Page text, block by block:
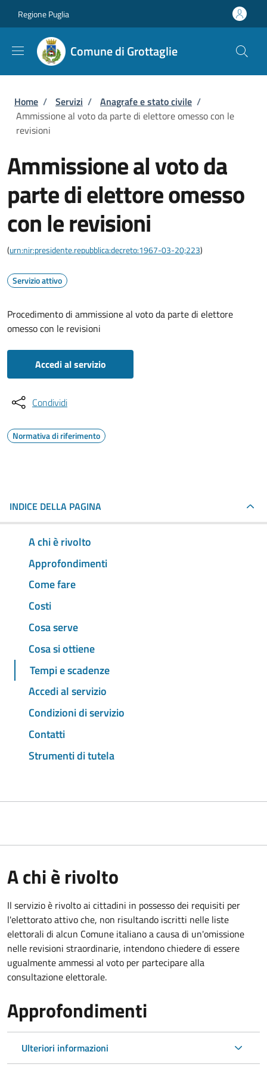
Regione Puglia
Comune di Grottaglie
Briciole di pane
Home / Servizi / Anagrafe e stato civile /
Ammissione al voto da parte di elettore omesso con le
revisioni
Ammissione al voto da
parte di elettore omesso
con le revisioni
(urn:nir:presidente.repubblica:decreto:1967-03-20;223)
Servizio attivo
Procedimento di ammissione al voto da parte di elettore
omesso con le revisioni
Accedi al servizio
Condividi
Normativa di riferimento
INDICE DELLA PAGINA
A chi è rivolto
Approfondimenti
Come fare
Costi
Cosa serve
Cosa si ottiene
Tempi e scadenze
Accedi al servizio
Condizioni di servizio
Contatti
Strumenti di tutela
A chi è rivolto
Il servizio è rivolto ai cittadini in possesso dei requisiti per
l'elettorato attivo che, non risultando iscritti nelle liste
elettorali di alcun Comune italiano a causa di un'omissione
nelle revisioni straordinarie, intendono chiedere di essere
ugualmente ammessi al voto per partecipare alla
consultazione elettorale.
Approfondimenti
Ulteriori informazioni